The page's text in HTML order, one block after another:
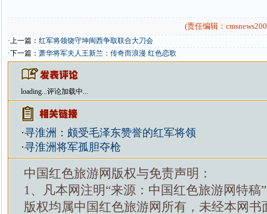
(责任编辑：
·上一篇： 红军将领饶守坤闽西争取联合大刀会
·下一篇： 萧华将军夫人王新兰：传奇而浪漫 红色恋歌
loading...评论加载中...
·寻淮洲：颇受毛泽东赞誉的红军将领
·寻淮洲将军孤胆夺枪
中国红色旅游网版权与免责声明：
1、凡本网注明“来源：中国红色旅游网特稿
版权均属中国红色旅游网所有，未经本网书